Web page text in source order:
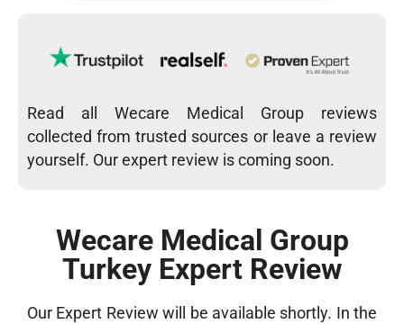
Read all Wecare Medical Group reviews
collected from trusted sources or leave a review
yourself. Our expert review is coming soon.
Wecare Medical Group
Turkey Expert Review
Our Expert Review will be available shortly. In the